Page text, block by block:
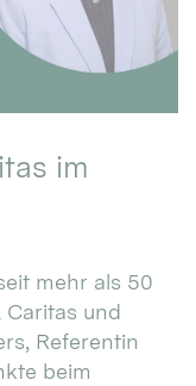
im
mehr als 50
und
Referentin
beim